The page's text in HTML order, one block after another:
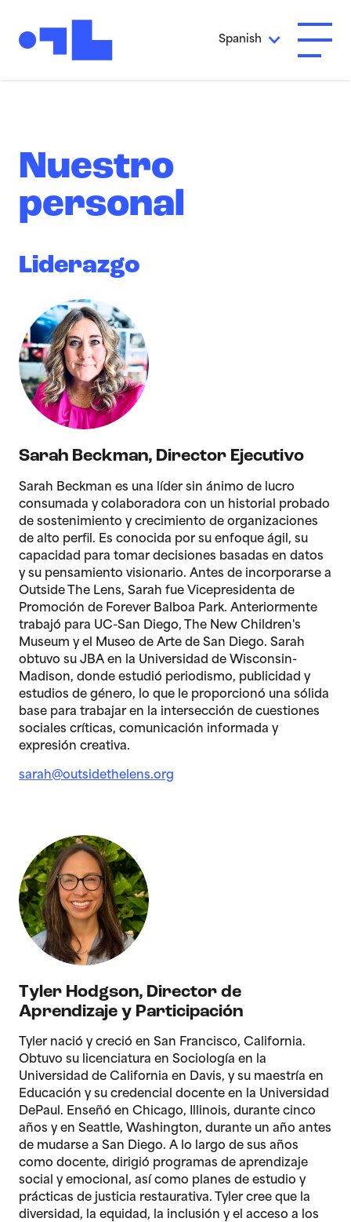
Spanish Abrir
Nuestro
personal
Liderazgo
Sarah Beckman, Director Ejecutivo
Sarah Beckman es una líder sin ánimo de lucro
consumada y colaboradora con un historial probado
de sostenimiento y crecimiento de organizaciones
de alto perfil. Es conocida por su enfoque ágil, su
capacidad para tomar decisiones basadas en datos
y su pensamiento visionario. Antes de incorporarse a
Outside The Lens, Sarah fue Vicepresidenta de
Promoción de Forever Balboa Park. Anteriormente
trabajó para UC-San Diego, The New Children's
Museum y el Museo de Arte de San Diego. Sarah
obtuvo su JBA en la Universidad de Wisconsin-
Madison, donde estudió periodismo, publicidad y
estudios de género, lo que le proporcionó una sólida
base para trabajar en la intersección de cuestiones
sociales críticas, comunicación informada y
expresión creativa.
sarah@outsidethelens.org
Tyler Hodgson, Director de
Aprendizaje y Participación
Tyler nació y creció en San Francisco, California.
Obtuvo su licenciatura en Sociología en la
Universidad de California en Davis, y su maestría en
Educación y su credencial docente en la Universidad
DePaul. Enseñó en Chicago, Illinois, durante cinco
años y en Seattle, Washington, durante un año antes
de mudarse a San Diego. A lo largo de sus años
como docente, dirigió programas de aprendizaje
social y emocional, así como planes de estudio y
prácticas de justicia restaurativa. Tyler cree que la
diversidad, la equidad, la inclusión y el acceso a los